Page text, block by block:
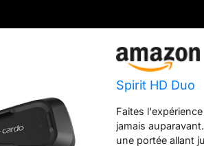
Spirit HD Duo
Faites
jamais
une portée allant